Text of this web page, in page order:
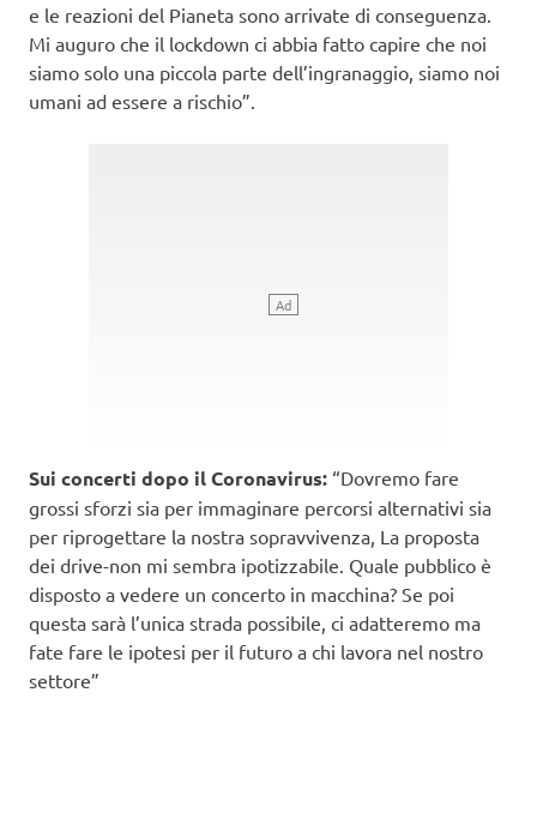
e le reazioni del Pianeta sono arrivate di conseguenza.
Mi auguro che il lockdown ci abbia fatto capire che noi
siamo solo una piccola parte dell’ingranaggio, siamo noi
umani ad essere a rischio”.
Sui concerti dopo il Coronavirus: “Dovremo fare
grossi sforzi sia per immaginare percorsi alternativi sia
per riprogettare la nostra sopravvivenza, La proposta
dei drive-non mi sembra ipotizzabile. Quale pubblico è
disposto a vedere un concerto in macchina? Se poi
questa sarà l’unica strada possibile, ci adatteremo ma
fate fare le ipotesi per il futuro a chi lavora nel nostro
settore”